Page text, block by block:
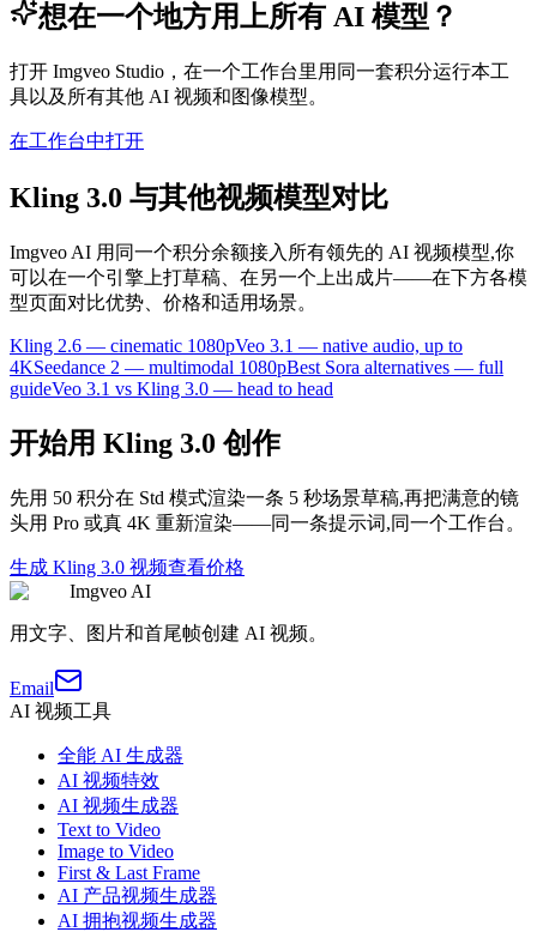
想在一个地方用上所有 AI 模型？
打开 Imgveo Studio，在一个工作台里用同一套积分运行本工
具以及所有其他 AI 视频和图像模型。
在工作台中打开
Kling 3.0 与其他视频模型对比
Imgveo AI 用同一个积分余额接入所有领先的 AI 视频模型,你
可以在一个引擎上打草稿、在另一个上出成片——在下方各模
型页面对比优势、价格和适用场景。
Kling 2.6 — cinematic 1080pVeo 3.1 — native audio, up to
4KSeedance 2 — multimodal 1080pBest Sora alternatives — full
guideVeo 3.1 vs Kling 3.0 — head to head
开始用 Kling 3.0 创作
先用 50 积分在 Std 模式渲染一条 5 秒场景草稿,再把满意的镜
头用 Pro 或真 4K 重新渲染——同一条提示词,同一个工作台。
生成 Kling 3.0 视频查看价格
Imgveo AI
用文字、图片和首尾帧创建 AI 视频。
Email
AI 视频工具
全能 AI 生成器
AI 视频特效
AI 视频生成器
Text to Video
Image to Video
First & Last Frame
AI 产品视频生成器
AI 拥抱视频生成器